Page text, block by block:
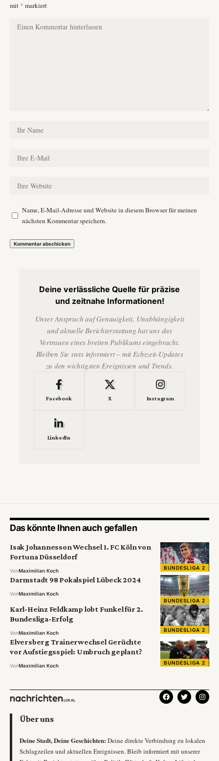
mit * markiert
Name, E-Mail-Adresse und Website in diesem Browser für meinen
nächsten Kommentar speichern.
Deine verlässliche Quelle für präzise
und zeitnahe Informationen!
Unser Anspruch auf Genauigkeit, Unabhängigkeit
und aktuelle Berichterstattung hat uns das
Vertrauen eines breiten Publikums eingebracht.
Bleiben Sie stets informiert – mit Echtzeit-Updates
zu den wichtigsten Ereignissen und Trends.
Facebook X Instagram
LinkedIn
Das könnte Ihnen auch gefallen
BUNDESLIGA 2
Isak Johannesson Wechsel 1. FC Köln von
Fortuna Düsseldorf
VonMaximilian Koch
BUNDESLIGA 2
Darmstadt 98 Pokalspiel Lübeck 2024
VonMaximilian Koch
BUNDESLIGA 2
Karl-Heinz Feldkamp lobt Funkel für 2.
Bundesliga-Erfolg
VonMaximilian Koch
BUNDESLIGA 2
Elversberg Trainerwechsel Gerüchte
vor Aufstiegsspiel: Umbruch geplant?
VonMaximilian Koch
Über uns
Deine Stadt, Deine Geschichten: Deine direkte Verbindung zu lokalen
Schlagzeilen und aktuellen Ereignissen. Bleib informiert mit unserer